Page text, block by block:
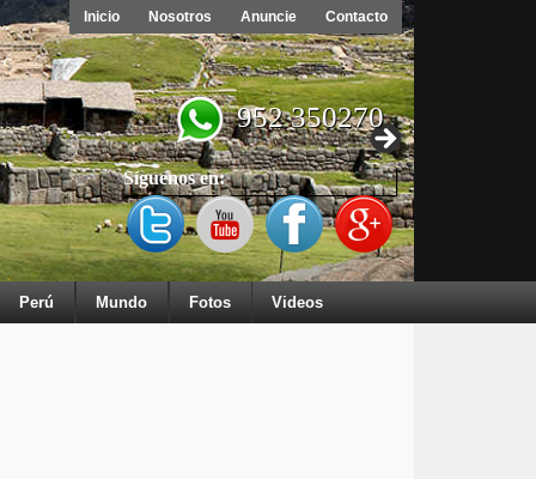
Inicio Nosotros Anuncie Contacto
952 350270
Síguenos en:
Perú Mundo Fotos Videos